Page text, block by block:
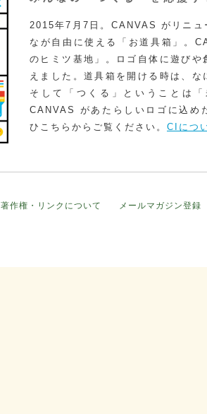
2015年7月7日。CANVAS がリニュ
なが自由に使える「お道具箱」。
のヒミツ基地」。ロゴ自体に遊び
えました。道具箱を開ける時は、
そして「つくる」ということは
CANVAS があたらしいロゴに込め
ひこちらからご覧ください。 CIにつ
著作権・リンクについて メールマガジン登録